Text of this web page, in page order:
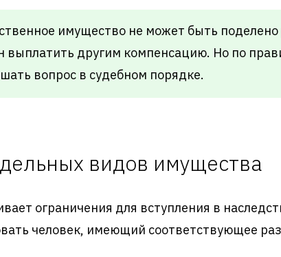
имущество не может быть
выплатить другим компенсацию. Но по
вопрос в судебном порядке.
видов имущества
ограничения для вступления в
человек, имеющий соответствующее